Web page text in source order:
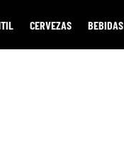
CERVEZAS BEBIDAS